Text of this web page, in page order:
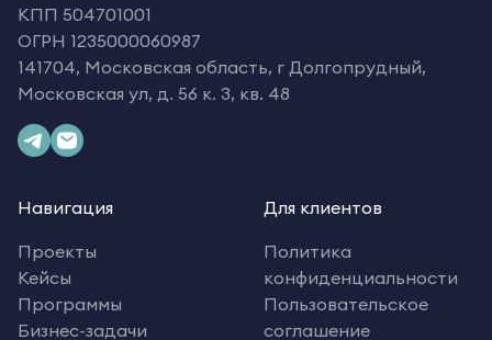
КПП 504701001
ОГРН 1235000060987
141704, Московская область, г Долгопрудный,
Московская ул, д. 56 к. 3, кв. 48
Навигация
Проекты
Кейсы
Программы
Бизнес-задачи
Для клиентов
Политика
конфиденциальности
Пользовательское
соглашение